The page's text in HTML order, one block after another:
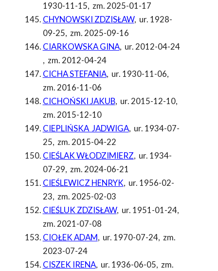
1930-11-15, zm. 2025-01-17
CHYNOWSKI ZDZISŁAW, ur. 1928-
09-25, zm. 2025-09-16
CIARKOWSKA GINA, ur. 2012-04-24
, zm. 2012-04-24
CICHA STEFANIA, ur. 1930-11-06,
zm. 2016-11-06
CICHOŃSKI JAKUB, ur. 2015-12-10,
zm. 2015-12-10
CIEPLIŃSKA JADWIGA, ur. 1934-07-
25, zm. 2015-04-22
CIEŚLAK WŁODZIMIERZ, ur. 1934-
07-29, zm. 2024-06-21
CIEŚLEWICZ HENRYK, ur. 1956-02-
23, zm. 2025-02-03
CIEŚLUK ZDZISŁAW, ur. 1951-01-24,
zm. 2021-07-08
CIOŁEK ADAM, ur. 1970-07-24, zm.
2023-07-24
CISZEK IRENA, ur. 1936-06-05, zm.